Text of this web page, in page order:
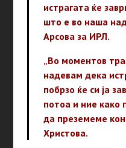
истрагата ќе
што е во наша
Арсова за ИРЛ.
„Во моментов
надевам дека
побрзо ќе си ја
потоа и ние
да преземеме
Христова.